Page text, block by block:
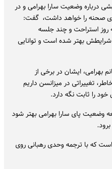
درباره وضعیت سارا بهرامی و در
روی صحنه را خواهد داشت، گفت:
روز استراحت و چند جلسه
شرایطش بهتر شده است و توانایی
بهرامی، ایشان در برخی از
تغییراتی در میزانسن داریم
را ثابت نگه دارد.
وضعیت پای سارا بهرامی بهتر شود
که با ترجمه وحدی رهبانی روی